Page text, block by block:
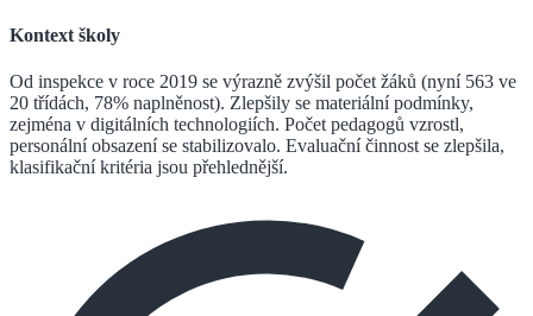
Kontext školy
Od inspekce v roce 2019 se výrazně zvýšil počet žáků (nyní 563 ve
20 třídách, 78% naplněnost). Zlepšily se materiální podmínky,
zejména v digitálních technologiích. Počet pedagogů vzrostl,
personální obsazení se stabilizovalo. Evaluační činnost se zlepšila,
klasifikační kritéria jsou přehlednější.